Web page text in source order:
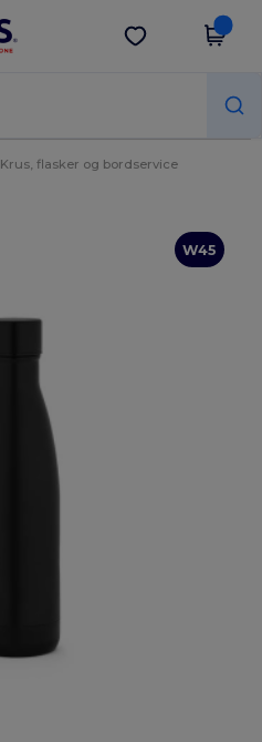
Hent app
Krus, flasker og bordservice
W45